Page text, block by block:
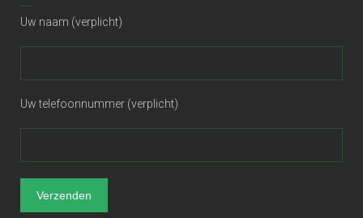
Uw naam (verplicht)
Uw telefoonnummer (verplicht)